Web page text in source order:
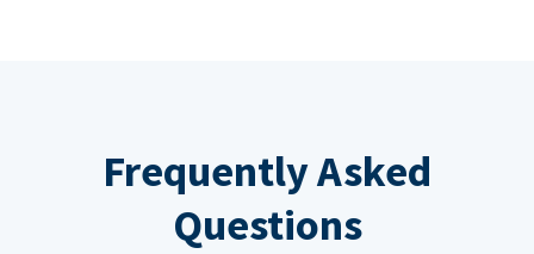
Frequently Asked
Questions